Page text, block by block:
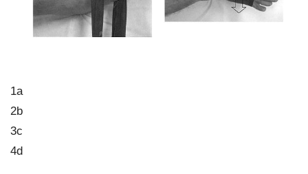
1a
2b
3c
4d